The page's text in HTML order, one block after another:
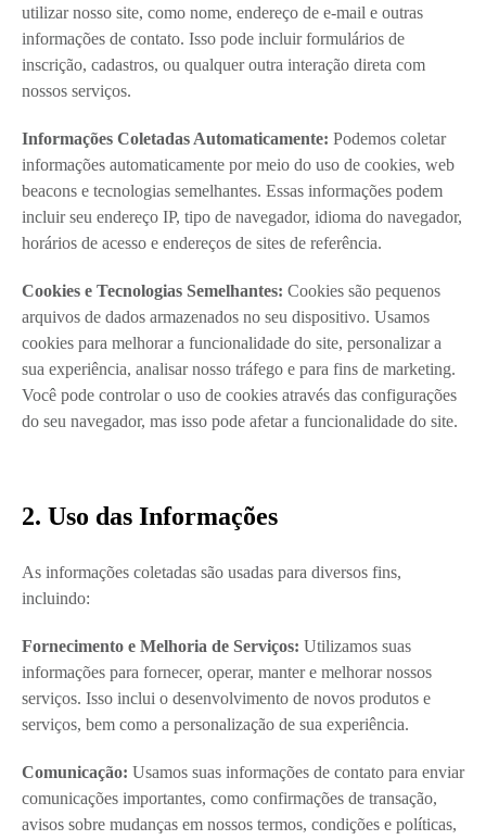
utilizar nosso site, como nome, endereço de e-mail e outras
informações de contato. Isso pode incluir formulários de
inscrição, cadastros, ou qualquer outra interação direta com
nossos serviços.
Informações Coletadas Automaticamente: Podemos coletar
informações automaticamente por meio do uso de cookies, web
beacons e tecnologias semelhantes. Essas informações podem
incluir seu endereço IP, tipo de navegador, idioma do navegador,
horários de acesso e endereços de sites de referência.
Cookies e Tecnologias Semelhantes: Cookies são pequenos
arquivos de dados armazenados no seu dispositivo. Usamos
cookies para melhorar a funcionalidade do site, personalizar a
sua experiência, analisar nosso tráfego e para fins de marketing.
Você pode controlar o uso de cookies através das configurações
do seu navegador, mas isso pode afetar a funcionalidade do site.
2. Uso das Informações
As informações coletadas são usadas para diversos fins,
incluindo:
Fornecimento e Melhoria de Serviços: Utilizamos suas
informações para fornecer, operar, manter e melhorar nossos
serviços. Isso inclui o desenvolvimento de novos produtos e
serviços, bem como a personalização de sua experiência.
Comunicação: Usamos suas informações de contato para enviar
comunicações importantes, como confirmações de transação,
avisos sobre mudanças em nossos termos, condições e políticas,